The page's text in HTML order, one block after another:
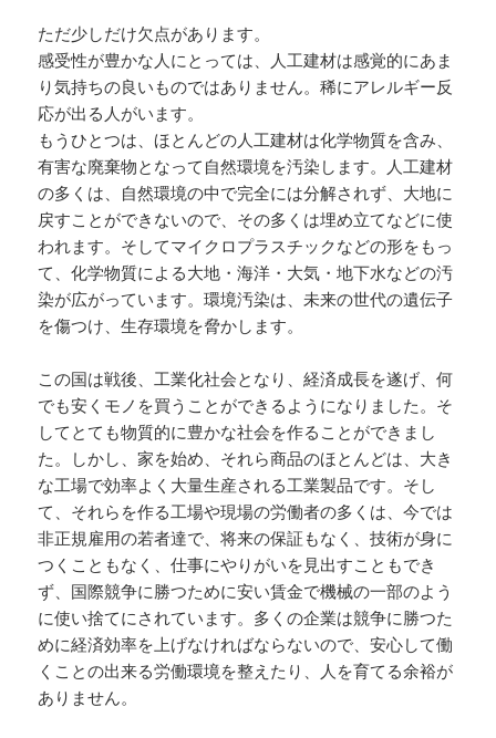
ただ少しだけ欠点があります。
感受性が豊かな人にとっては、人工建材は感覚的にあま
り気持ちの良いものではありません。稀にアレルギー反
応が出る人がいます。
もうひとつは、ほとんどの人工建材は化学物質を含み、
有害な廃棄物となって自然環境を汚染します。人工建材
の多くは、自然環境の中で完全には分解されず、大地に
戻すことができないので、その多くは埋め立てなどに使
われます。そしてマイクロプラスチックなどの形をもっ
て、化学物質による大地・海洋・大気・地下水などの汚
染が広がっています。環境汚染は、未来の世代の遺伝子
を傷つけ、生存環境を脅かします。
この国は戦後、工業化社会となり、経済成長を遂げ、何
でも安くモノを買うことができるようになりました。そ
してとても物質的に豊かな社会を作ることができまし
た。しかし、家を始め、それら商品のほとんどは、大き
な工場で効率よく大量生産される工業製品です。そし
て、それらを作る工場や現場の労働者の多くは、今では
非正規雇用の若者達で、将来の保証もなく、技術が身に
つくこともなく、仕事にやりがいを見出すこともでき
ず、国際競争に勝つために安い賃金で機械の一部のよう
に使い捨てにされています。多くの企業は競争に勝つた
めに経済効率を上げなければならないので、安心して働
くことの出来る労働環境を整えたり、人を育てる余裕が
ありません。